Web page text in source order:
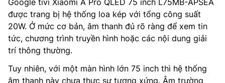
được trang bị hệ thống loa kép với tổng công suất
20W. Ở mức cơ bản, âm thanh đủ rõ ràng để xem tin
tức, chương trình truyền hình hoặc các nội dung giải
trí thông thường.
Tuy nhiên, với một màn hình lớn 75 inch thì hệ thống
âm thanh này chưa thực sự tương xứng. Âm trường